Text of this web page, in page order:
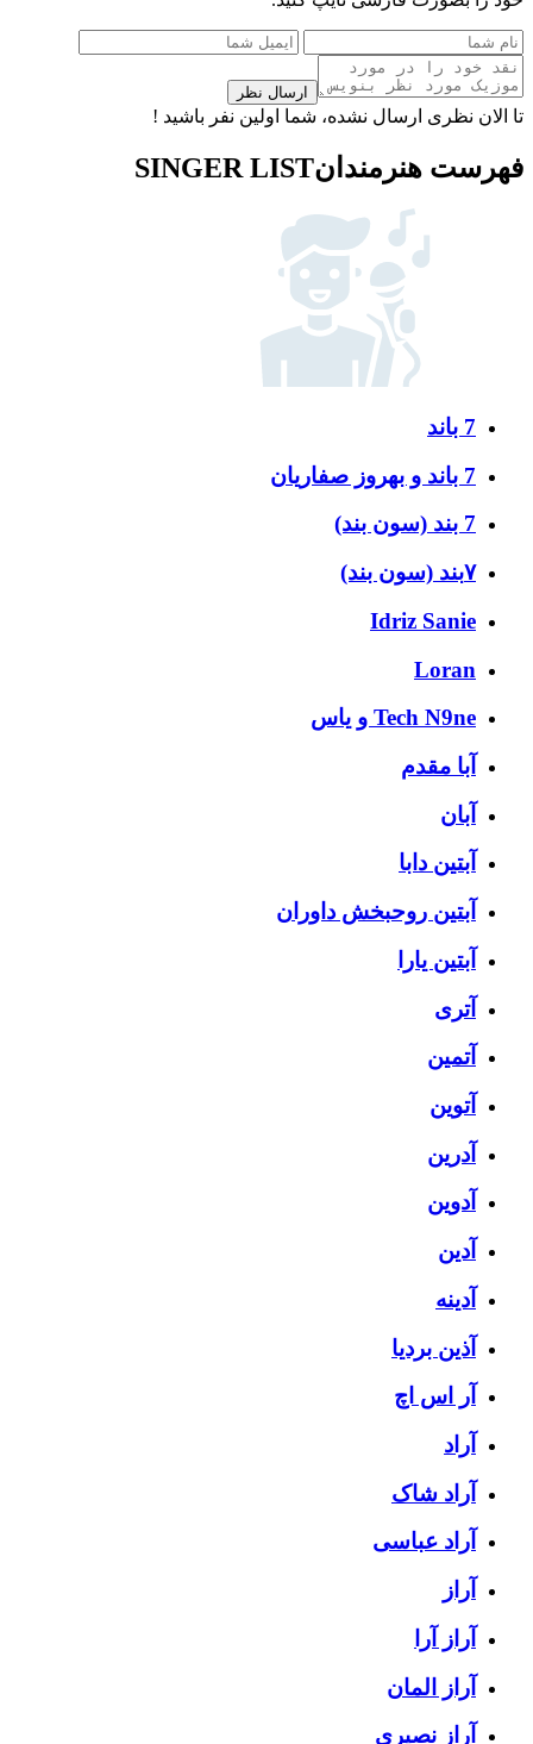
ارسال نظر
تا الان نظری ارسال نشده، شما اولین نفر باشید !
فهرست هنرمندانSINGER LIST
7 باند
7 باند و بهروز صفاریان
7 بند (سون بند)
۷بند (سون بند)
Idriz Sanie
Loran
Tech N9ne و یاس
آبا مقدم
آبان
آبتین دابا
آبتین روحبخش داوران
آبتین یارا
آتری
آتمین
آتوین
آدرین
آدوین
آدین
آدینه
آذین بردیا
آر اس اچ
آراد
آراد شاک
آراد عباسی
آراز
آراز آرا
آراز المان
آراز نصیری